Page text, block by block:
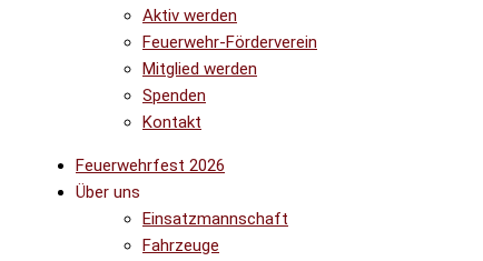
Aktiv werden
Feuerwehr-Förderverein
Mitglied werden
Spenden
Kontakt
Feuerwehrfest 2026
Über uns
Einsatzmannschaft
Fahrzeuge